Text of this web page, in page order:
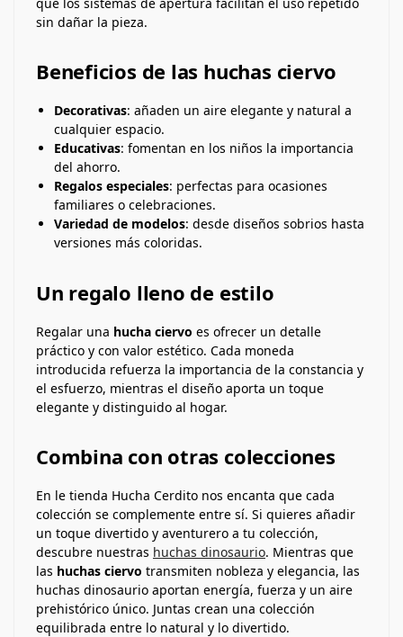
sin dañar la pieza.
Beneficios de las huchas ciervo
Decorativas: añaden un aire elegante y natural a
cualquier espacio.
Educativas: fomentan en los niños la importancia
del ahorro.
Regalos especiales: perfectas para ocasiones
familiares o celebraciones.
Variedad de modelos: desde diseños sobrios hasta
versiones más coloridas.
Un regalo lleno de estilo
Regalar una hucha ciervo es ofrecer un detalle
práctico y con valor estético. Cada moneda
introducida refuerza la importancia de la constancia y
el esfuerzo, mientras el diseño aporta un toque
elegante y distinguido al hogar.
Combina con otras colecciones
En le tienda Hucha Cerdito nos encanta que cada
colección se complemente entre sí. Si quieres añadir
un toque divertido y aventurero a tu colección,
descubre nuestras huchas dinosaurio. Mientras que
las huchas ciervo transmiten nobleza y elegancia, las
huchas dinosaurio aportan energía, fuerza y un aire
prehistórico único. Juntas crean una colección
equilibrada entre lo natural y lo divertido.